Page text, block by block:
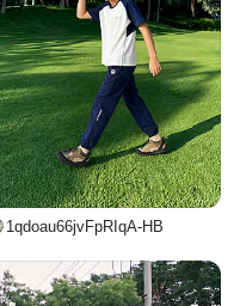
1qdoau66jvFpRIqA-HB